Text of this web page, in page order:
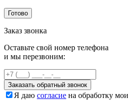
Готово
Заказ звонка
Оставьте свой номер телефона
и мы перезвоним:
Заказать обратный звонок
Я даю согласие на обработку